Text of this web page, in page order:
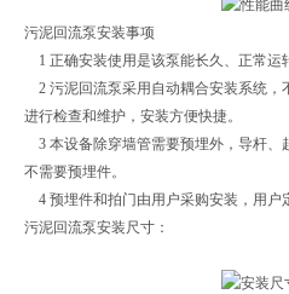
污泥回流泵安装事项
1 正确安装使用是该泵能长久、正常运
2 污泥回流泵采用自动耦合安装系统，
进行检查和维护，安装方便快捷。
3 本设备除穿墙管需要预埋外，导杆、
不需要预埋件。
4 预埋件和拍门由用户采购安装，用户
污泥回流泵安装尺寸：